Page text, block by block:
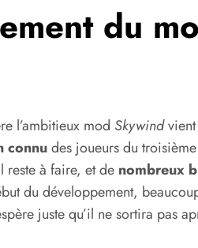
du
l’ambitieux mod Skywind
connudes joueurs du
reste à faire, et de nombreux
du développement,
juste qu’il ne sortira pas